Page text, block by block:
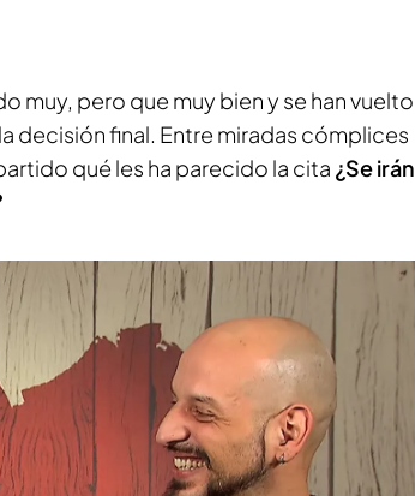
muy, pero que muy bien y se han vuelto
decisión final. Entre miradas cómplices
qué les ha parecido la cita ¿Se irán